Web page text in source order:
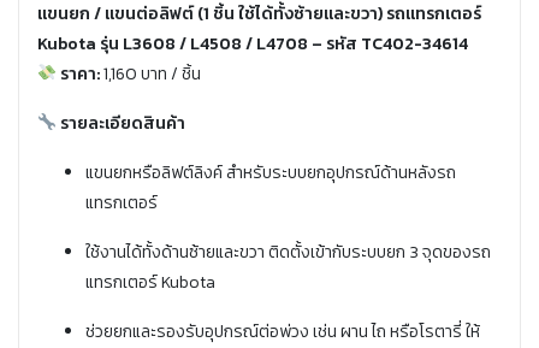
แขนยก / แขนต่อลิฟต์ (1 ชิ้น ใช้ได้ทั้งซ้ายและขวา) รถแทรกเตอร์
Kubota รุ่น L3608 / L4508 / L4708 – รหัส TC402-34614
ราคา:1,160 บาท / ชิ้น
รายละเอียดสินค้า
แขนยกหรือลิฟต์ลิงค์ สำหรับระบบยกอุปกรณ์ด้านหลังรถ
แทรกเตอร์
ใช้งานได้ทั้งด้านซ้ายและขวา ติดตั้งเข้ากับระบบยก 3 จุดของรถ
แทรกเตอร์ Kubota
ช่วยยกและรองรับอุปกรณ์ต่อพ่วง เช่น ผาน ไถ หรือโรตารี่ ให้